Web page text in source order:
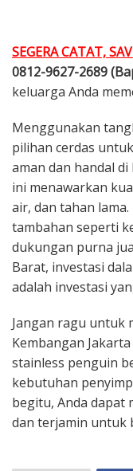
SEGERA CATAT,
0812-9627-2689
keluarga Anda
Menggunakan
pilihan cerdas
aman dan handal
ini menawarkan
air, dan tahan
tambahan seperti
dukungan purna
Barat, investasi
adalah investasi
Jangan ragu untuk
Kembangan
stainless penguin
kebutuhan
begitu, Anda dapat
dan terjamin untuk